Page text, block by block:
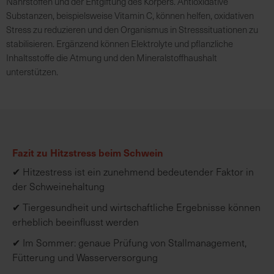
Substanzen, beispielsweise Vitamin C, können helfen, oxidativen
Stress zu reduzieren und den Organismus in Stresssituationen zu
stabilisieren. Ergänzend können Elektrolyte und pflanzliche
Inhaltsstoffe die Atmung und den Mineralstoffhaushalt
unterstützen.
Fazit zu Hitzstress beim Schwein
✔ Hitzestress ist ein zunehmend bedeutender Faktor in
der Schweinehaltung
✔ Tiergesundheit und wirtschaftliche Ergebnisse können
erheblich beeinflusst werden
✔ Im Sommer: genaue Prüfung von Stallmanagement,
Fütterung und Wasserversorgung